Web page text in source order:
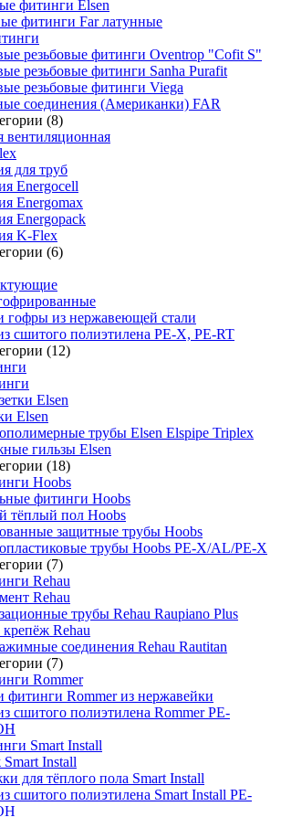
фитинги Elsen
фитинги Far латунные
резьбовые фитинги Oventrop "Cofit S"
резьбовые фитинги Sanha Purafit
резьбовые фитинги Viega
соединения (Американки) FAR
(8)
вентиляционная
для труб
Energocell
Energomax
Energopack
K-Flex
(6)
гофры из нержавеющей стали
сшитого полиэтилена PE-X, PE-RT
(12)
Elsen
Elsen
трубы Elsen Elspipe Triplex
гильзы Elsen
(18)
Hoobs
фитинги Hoobs
тёплый пол Hoobs
защитные трубы Hoobs
трубы Hoobs PE-X/AL/PE-X
(7)
Rehau
Rehau
трубы Rehau Raupiano Plus
Rehau
соединения Rehau Rautitan
(7)
Rommer
фитинги Rommer из нержавейки
сшитого полиэтилена Rommer PE-
Smart Install
Install
для тёплого пола Smart Install
сшитого полиэтилена Smart Install PE-